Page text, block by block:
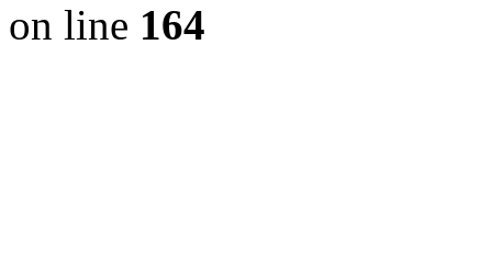
on line 164